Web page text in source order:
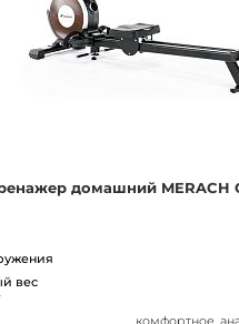
домашний MERACH
вес
комфортное,